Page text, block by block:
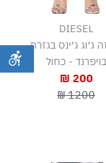
DIESEL
ג׳וג ג׳ינס בגזרת
בויפרנד - כחול
200 ₪
1200 ₪